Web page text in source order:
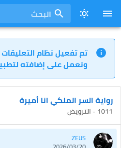
البحث
تم تفعيل نظام
ونعمل على إضافته
رواية السر الملكي انا أميرة
1011 - الترويض
ZEUS